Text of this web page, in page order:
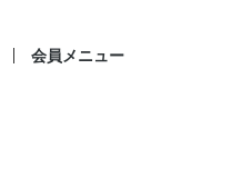
会員メニュー